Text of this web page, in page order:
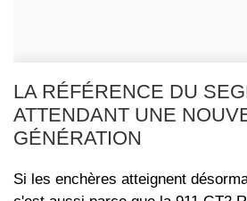
LA RÉFÉRENCE DU
ATTENDANT UNE
GÉNÉRATION
Si les enchères atteignent